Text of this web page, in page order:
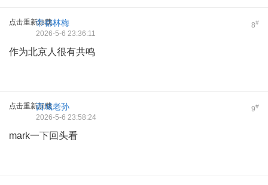
点击重新加载 8#
帝都林梅
2026-5-6 23:36:11
作为北京人很有共鸣
点击重新加载 9#
西城老孙
2026-5-6 23:58:24
mark一下回头看